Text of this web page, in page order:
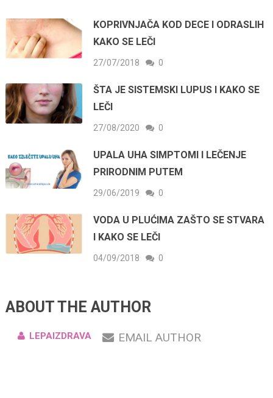
KOPRIVNJAČA KOD DECE I ODRASLIH
KAKO SE LEČI
27/07/2018 0
ŠTA JE SISTEMSKI LUPUS I KAKO SE
LEČI
27/08/2020 0
UPALA UHA SIMPTOMI I LEČENJE
PRIRODNIM PUTEM
29/06/2019 0
VODA U PLUĆIMA ZAŠTO SE STVARA
I KAKO SE LEČI
04/09/2018 0
ABOUT THE AUTHOR
LEPAIZDRAVA EMAIL AUTHOR